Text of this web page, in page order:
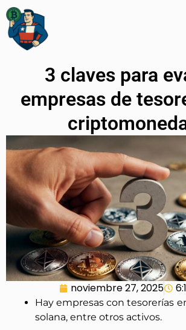
3 claves para
empresas de
noviembre 27, 2025
Hay empresas con tesorerías
solana, entre otros activos.